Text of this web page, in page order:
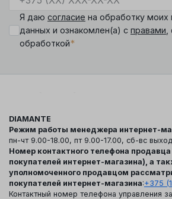
Я даю согласие на обработку моих
данных и ознакомлен(а) с правами
обработкой*
DIAMANTE
Режим работы менеджера интернет-
пн-чт 9.00-18.00, пт 9.00-17.00, сб-вс
Номер контактного телефона
покупателей интернет-магазина), а
уполномоченного продавцом
покупателей интернет-магазина:+375
Контактный номер телефона управления